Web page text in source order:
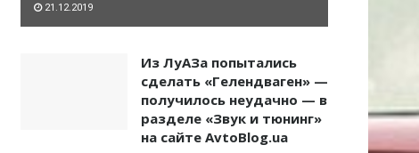
21.12.2019
Из ЛуАЗа попытались
сделать «Гелендваген» —
получилось неудачно — в
разделе «Звук и тюнинг»
на сайте AvtoBlog.ua